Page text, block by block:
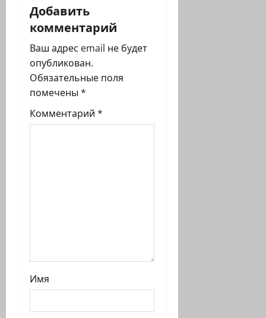
ц
и
я
з
а
Добавить
комментарий
Ваш адрес email не будет
опубликован.
Обязательные поля
помечены *
Комментарий *
Имя